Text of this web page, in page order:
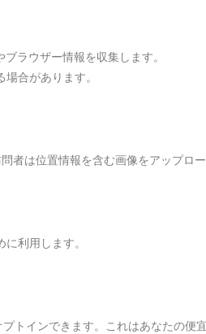
ラウザー情報を収集します。
合があります。
は位置情報を含む画像をアップロ
利用します。
トインできます。これはあなたの便